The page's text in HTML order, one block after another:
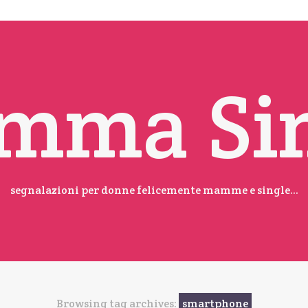
segnalazioni per donne felicemente mamme e single...
Browsing tag archives: smartphone